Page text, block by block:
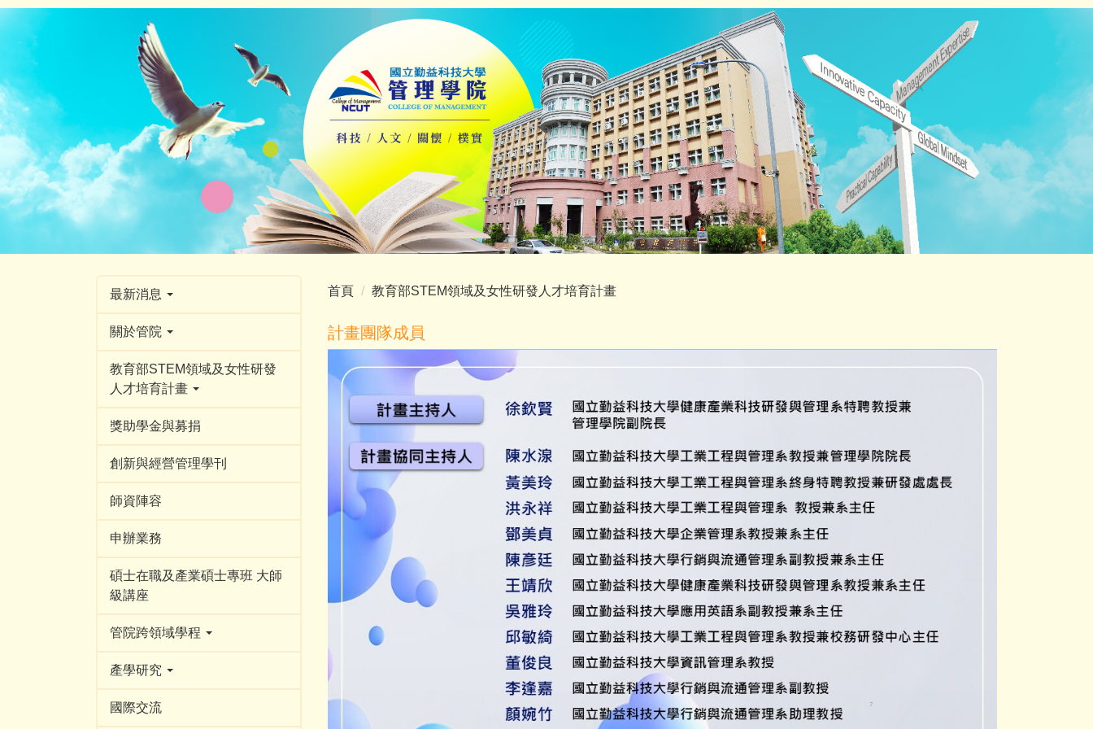
跳
內
容
區
最新消息
關於管院
教育部STEM領域及女性研發
人才培育計畫
獎助學金與募捐
創新與經營管理學刊
師資陣容
申辦業務
碩士在職及產業碩士專班 大師
級講座
管院跨領域學程
產學研究
國際交流
首頁 教育部STEM領域及女性研發人才培育計畫
計畫團隊成員